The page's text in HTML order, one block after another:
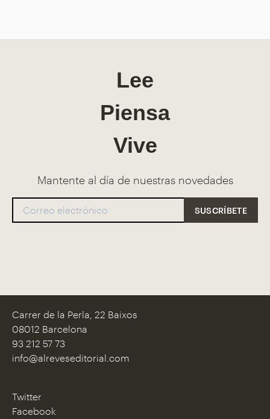
Lee
Piensa
Vive
Mantente al día de nuestras novedades
Carrer de la Perla, 22 Baixos
08012 Barcelona
93 212 57 73
info@alreveseditorial.com
Twitter
Facebook